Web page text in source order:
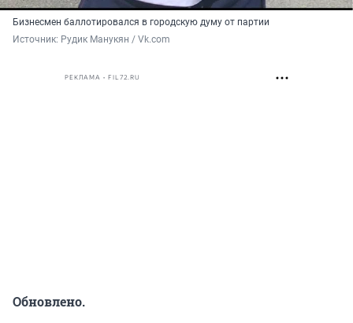
Бизнесмен баллотировался в городскую думу от партии
Источник: Рудик Манукян / Vk.com
РЕКЛАМА • FIL72.RU
Обновлено.